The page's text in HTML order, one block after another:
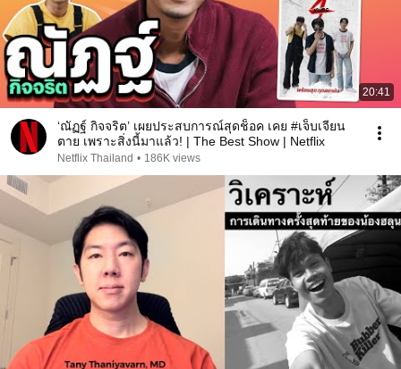
20:41
‘ณัฏฐ์ กิจจริต’ เผยประสบการณ์สุดช็อค เคย #เจ็บเจียน
ตาย เพราะสิ่งนี้มาแล้ว! | The Best Show | Netflix
Netflix Thailand • 186K views